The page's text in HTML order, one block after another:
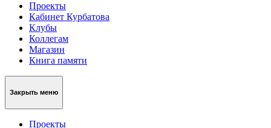
Проекты
Кабинет Курбатова
Клубы
Коллегам
Магазин
Книга памяти
Закрыть меню
Проекты